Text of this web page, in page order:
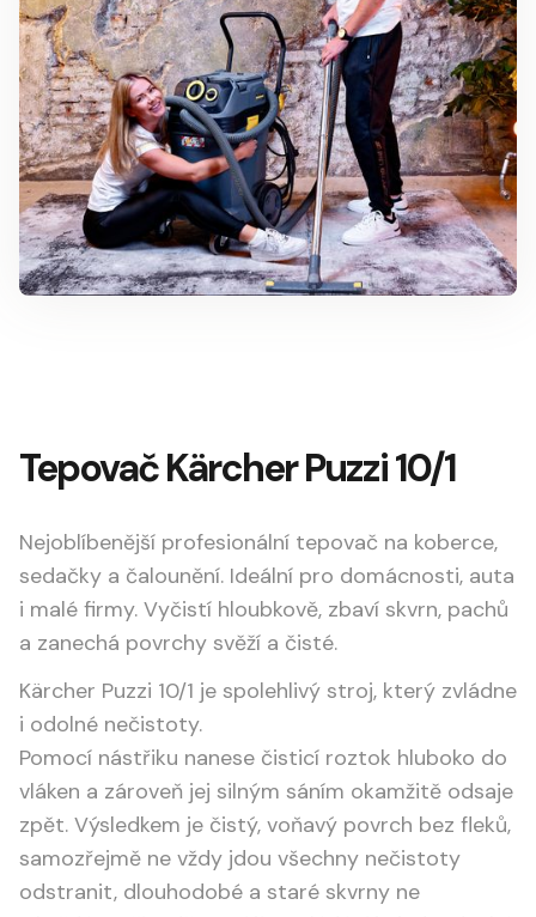
Tepovač Kärcher Puzzi 10/1
Nejoblíbenější profesionální tepovač na koberce,
sedačky a čalounění. Ideální pro domácnosti, auta
i malé firmy. Vyčistí hloubkově, zbaví skvrn, pachů
a zanechá povrchy svěží a čisté.
Kärcher Puzzi 10/1 je spolehlivý stroj, který zvládne
i odolné nečistoty.
Pomocí nástřiku nanese čisticí roztok hluboko do
vláken a zároveň jej silným sáním okamžitě odsaje
zpět. Výsledkem je čistý, voňavý povrch bez fleků,
samozřejmě ne vždy jdou všechny nečistoty
odstranit, dlouhodobé a staré skvrny ne